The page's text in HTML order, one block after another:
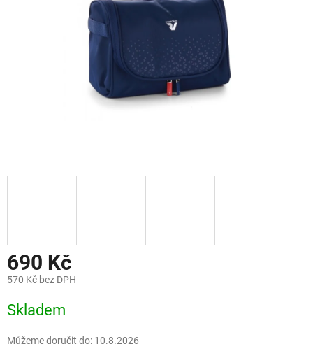
690 Kč
570 Kč bez DPH
cena:
Skladem
Můžeme doručit do: 10.8.2026